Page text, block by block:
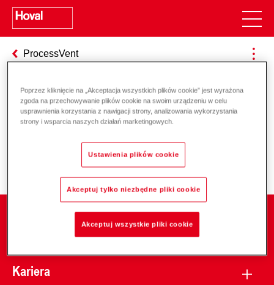
ProcessVent
Odpowiedzialność za energię i
Kariera
Poprzez kliknięcie na „Akceptacja wszystkich plików cookie” jest wyrażona
zgoda na przechowywanie plików cookie na swoim urządzeniu w celu
usprawnienia korzystania z nawigacji strony, analizowania wykorzystania
strony i wsparcia naszych działań marketingowych.
Ustawienia plików cookie
Akceptuj tylko niezbędne pliki cookie
Akceptuj wszystkie pliki cookie